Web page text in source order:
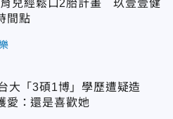
育兒經鬆口2胎計畫 玖壹壹健
間點
大「3碩1博」學歷遭疑造
：還是喜歡她